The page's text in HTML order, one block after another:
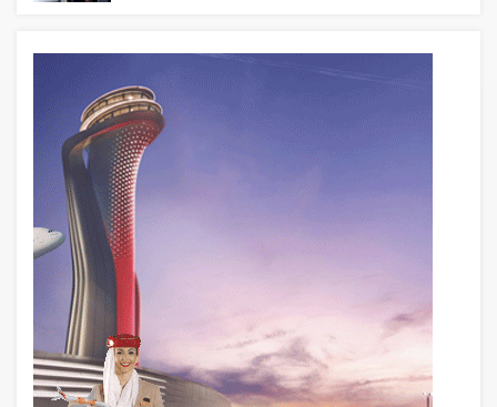
THY’nin geliri yüzde 20 arttı, net kârı
yüzde 71 düştü